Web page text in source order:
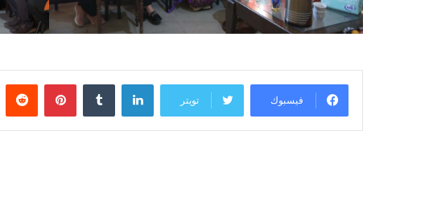
فيسبوك تويتر
لينكدإن بينتيريست